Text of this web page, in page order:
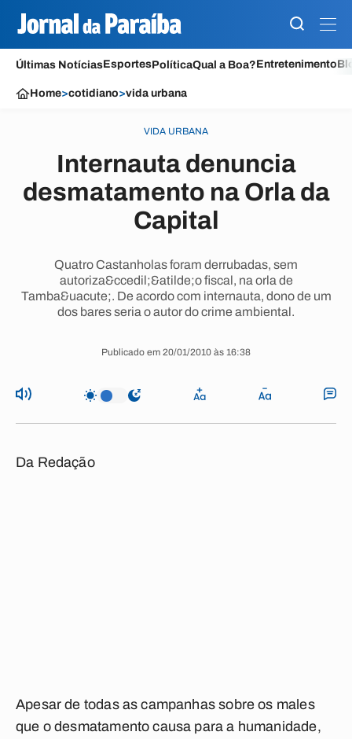
Últimas NotíciasEsportesPolíticaQual a Boa?Entretenimento
Home>cotidiano>vida urbana
VIDA URBANA
Internauta denuncia
desmatamento na Orla da
Capital
Quatro Castanholas foram derrubadas, sem
autoriza&ccedil;&atilde;o fiscal, na orla de
Tamba&uacute;. De acordo com internauta, dono de um
dos bares seria o autor do crime ambiental.
Publicado em 20/01/2010 às 16:38
Da Redação
Apesar de todas as campanhas sobre os males
que o desmatamento causa para a humanidade,